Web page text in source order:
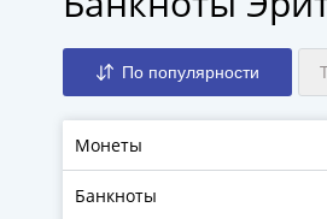
По популярности
Монеты
Банкноты